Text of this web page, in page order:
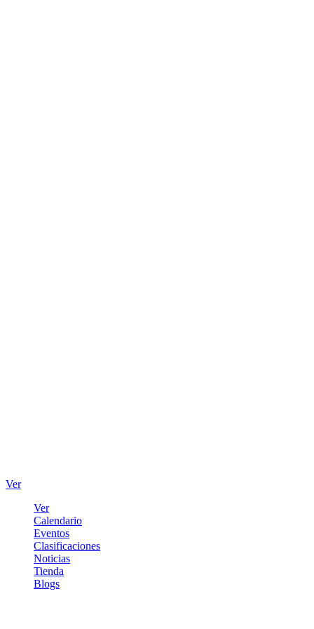
Ver
Ver
Calendario
Eventos
Clasificaciones
Noticias
Tienda
Blogs